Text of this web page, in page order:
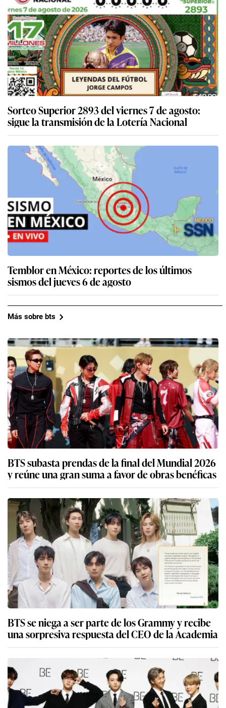
Sorteo Superior 2893 del viernes 7 de agosto:
sigue la transmisión de la Lotería Nacional
Temblor en México: reportes de los últimos
sismos del jueves 6 de agosto
Más sobre bts
BTS subasta prendas de la final del Mundial 2026
y reúne una gran suma a favor de obras benéficas
BTS se niega a ser parte de los Grammy y recibe
una sorpresiva respuesta del CEO de la Academia